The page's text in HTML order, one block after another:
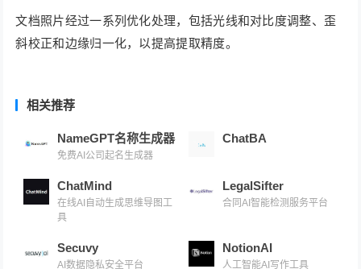
文档照片经过一系列优化处理，包括光线和对比度调整、歪
斜校正和边缘归一化，以提高提取精度。
相关推荐
NameGPT名称生成器
免费AI公司起名生成器
ChatBA
ChatMind
在线AI自动生成思维导图工
具
LegalSifter
合同AI智能检测服务平台
Secuvy
AI数据隐私安全平台
NotionAI
人工智能AI写作工具